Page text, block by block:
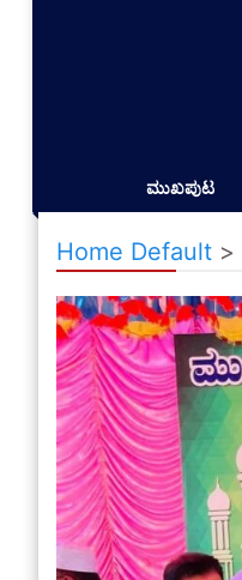
ಮುಖಪುಟ
Home Default >